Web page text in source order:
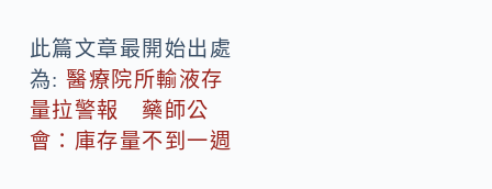
此篇文章最開始出處
為:醫療院所輸液存
量拉警報 藥師公
會：庫存量不到一週